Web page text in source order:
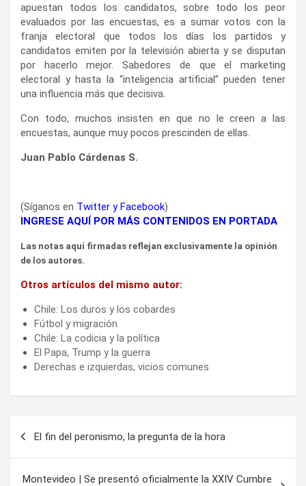
apuestan todos los candidatos, sobre todo los peor
evaluados por las encuestas, es a sumar votos con la
franja electoral que todos los días los partidos y
candidatos emiten por la televisión abierta y se disputan
por hacerlo mejor. Sabedores de que el marketing
electoral y hasta la “inteligencia artificial” pueden tener
una influencia más que decisiva.
Con todo, muchos insisten en que no le creen a las
encuestas, aunque muy pocos prescinden de ellas.
Juan Pablo Cárdenas S.
(Síganos en Twitter yFacebook)
INGRESE AQUÍ POR MÁS CONTENIDOS EN PORTADA
Las notas aquí firmadas reflejan exclusivamente la opinión
de los autores.
Otros artículos del mismo autor:
Chile: Los duros y los cobardes
Fútbol y migración
Chile: La codicia y la política
El Papa, Trump y la guerra
Derechas e izquierdas, vicios comunes
entradas
El fin del peronismo, la pregunta de la hora
Montevideo | Se presentó oficialmente la XXIV Cumbre